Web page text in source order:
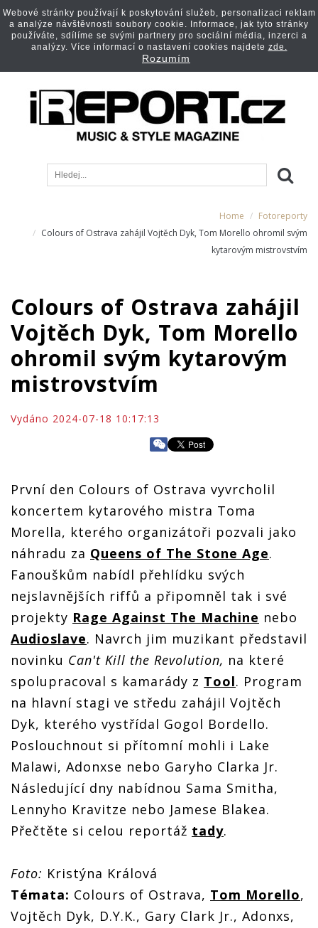
Home
Fotoreporty
Colours of Ostrava zahájil Vojtěch Dyk, Tom Morello ohromil svým
kytarovým mistrovstvím
Colours of Ostrava zahájil
Vojtěch Dyk, Tom Morello
ohromil svým kytarovým
mistrovstvím
Vydáno 2024-07-18 10:17:13
První den Colours of Ostrava vyvrcholil
koncertem kytarového mistra Toma
Morella, kterého organizátoři pozvali jako
náhradu za Queens of The Stone Age.
Fanouškům nabídl přehlídku svých
nejslavnějších riffů a připomněl tak i své
projekty Rage Against The Machine nebo
Audioslave. Navrch jim muzikant představil
novinku Can't Kill the Revolution, na které
spolupracoval s kamarády z Tool. Program
na hlavní stagi ve středu zahájil Vojtěch
Dyk, kterého vystřídal Gogol Bordello.
Poslouchnout si přítomní mohli i Lake
Malawi, Adonxse nebo Garyho Clarka Jr.
Následující dny nabídnou Sama Smitha,
Lennyho Kravitze nebo Jamese Blakea.
Přečtěte si celou reportáž tady.
Foto: Kristýna Králová
Témata: Colours of Ostrava, Tom Morello,
Vojtěch Dyk, D.Y.K., Gary Clark Jr., Adonxs,
Webové stránky používají k poskytování služeb, personalizaci reklam
a analýze návštěvnosti soubory cookie. Informace, jak tyto stránky
používáte, sdílíme se svými partnery pro sociální média, inzerci a
analýzy. Více informací o nastavení cookies najdete zde.
Rozumím